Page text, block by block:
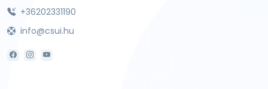
+36202331190
info@csui.hu